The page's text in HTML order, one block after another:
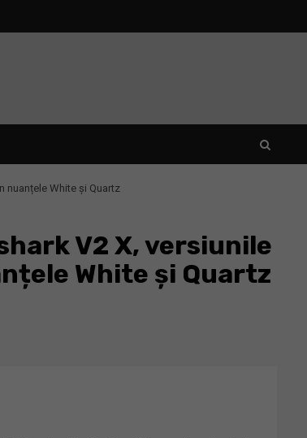
nuanțele White și Quartz
V2 X, versiunile
White și Quartz